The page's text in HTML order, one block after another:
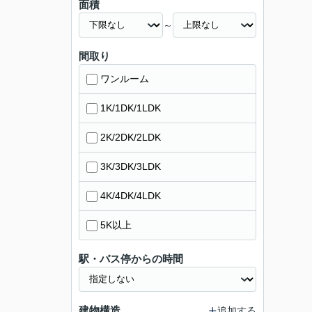
面積
～
間取り
ワンルーム
1K/1DK/1LDK
2K/2DK/2LDK
3K/3DK/3LDK
4K/4DK/4LDK
5K以上
駅・バス停からの時間